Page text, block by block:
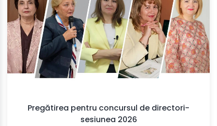
Pregătirea pentru concursul de directori-
sesiunea 2026